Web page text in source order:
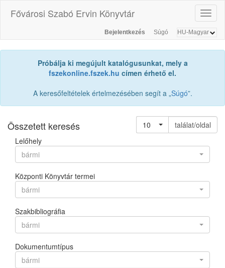
Fővárosi Szabó Ervin Könyvtár
Bejelentkezés Súgó
Próbálja ki megújult katalógusunkat, mely a
fszekonline.fszek.hu címen érhető el.
A keresőfeltételek értelmezésében segít a „Súgó”.
Összetett keresés 10
találat/oldal
Lelőhely
bármi
Központi Könyvtár termei
bármi
Szakbibliográfia
bármi
Dokumentumtípus
bármi